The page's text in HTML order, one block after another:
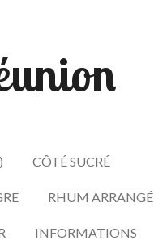
CÔTÉ SUCRÉ
RHUM ARRANGÉ
INFORMATIONS